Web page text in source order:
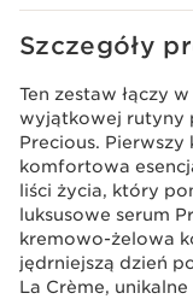
Szczegóły
Ten zestaw łączy
wyjątkowej rutyny
Precious.
komfortowa
liści życia, który
luksusowe serum
kremowo-żelowa
jędrniejszą dzień
La Crème,